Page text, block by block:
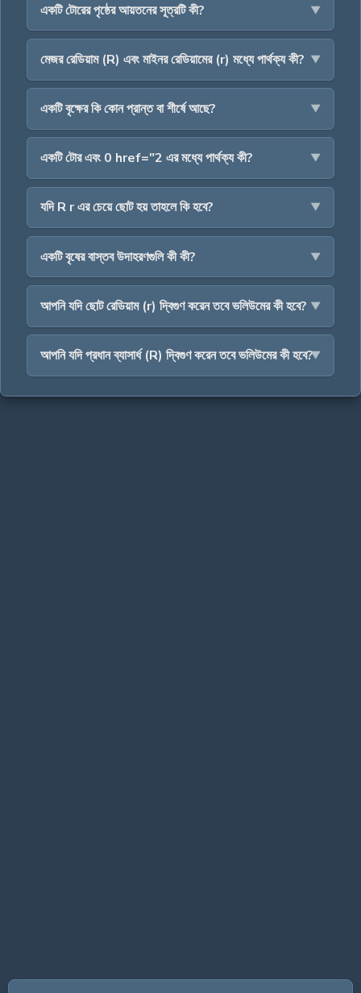
একটি টোরের পৃষ্ঠের আয়তনের সূত্রটি কী?
মেজর রেডিয়াম (R) এবং মাইনর রেডিয়ামের (r) মধ্যে পার্থক্য কী?
একটি বৃক্ষের কি কোন প্রান্ত বা শীর্ষে আছে?
একটি টোর এবং 0 href="2 এর মধ্যে পার্থক্য কী?
যদি R r এর চেয়ে ছোট হয় তাহলে কি হবে?
একটি বৃষের বাস্তব উদাহরণগুলি কী কী?
আপনি যদি ছোট রেডিয়াম (r) দ্বিগুণ করেন তবে ভলিউমের কী হবে?
আপনি যদি প্রধান ব্যাসার্ধ (R) দ্বিগুণ করেন তবে ভলিউমের কী হবে?